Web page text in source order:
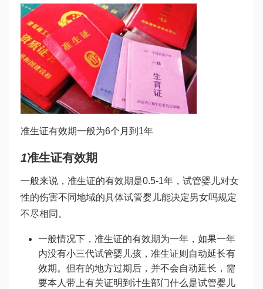
准生证有效期一般为6个月到1年
1准生证有效期
一般来说，准生证的有效期是0.5-1年， 试管婴儿对女
性的伤害不同地域的具体试管婴儿能决定男女吗规定
不尽相同。
一般情况下，准生证的有效期为一年，如果一年
内没有小三代试管婴儿孩，准生证则自动延长有
效期。但有的地方过期后，并不会自动延长，需
要本人带上有关证明到计生部门什么是试管婴儿